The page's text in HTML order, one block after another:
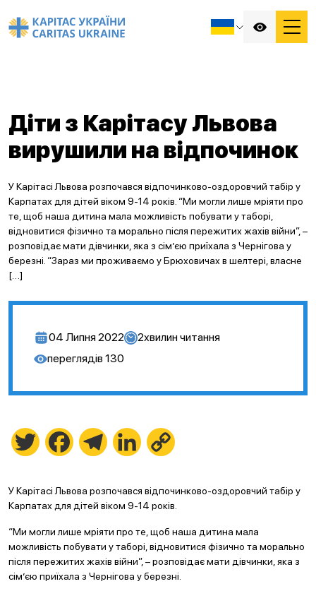
Діти з Карітасу Львова
вирушили на відпочинок
У Карітасі Львова розпочався відпочинково-оздоровчий табір у
Карпатах для дітей віком 9-14 років. “Ми могли лише мріяти про
те, щоб наша дитина мала можливість побувати у таборі,
відновитися фізично та морально після пережитих жахів війни”, –
розповідає мати дівчинки, яка з сім’єю приїхала з Чернігова у
березні. “Зараз ми проживаємо у Брюховичах в шелтері, власне
[…]
04 Липня 2022 2хвилин читання
переглядів 130
Twitter FacebookTelegramLinkedIn
У Карітасі Львова розпочався відпочинково-оздоровчий табір у
Карпатах для дітей віком 9-14 років.
“Ми могли лише мріяти про те, щоб наша дитина мала
можливість побувати у таборі, відновитися фізично та морально
після пережитих жахів війни”, – розповідає мати дівчинки, яка з
сім’єю приїхала з Чернігова у березні.